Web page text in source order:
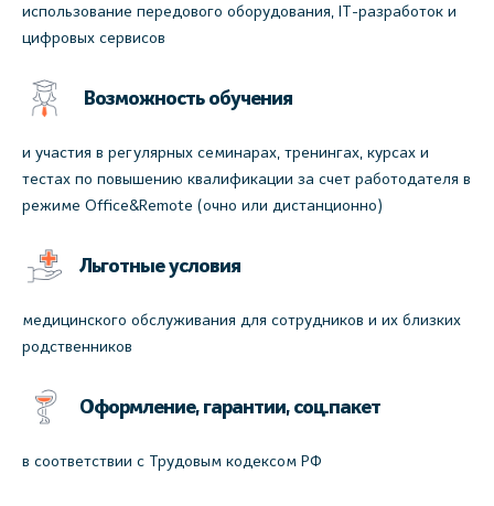
использование передового оборудования, IT-разработок и
цифровых сервисов
Возможность обучения
и участия в регулярных семинарах, тренингах, курсах и
тестах по повышению квалификации за счет работодателя в
режиме Office&Remote (очно или дистанционно)
Льготные условия
медицинского обслуживания для сотрудников и их близких
родственников
Оформление, гарантии, соц.пакет
в соответствии с Трудовым кодексом РФ